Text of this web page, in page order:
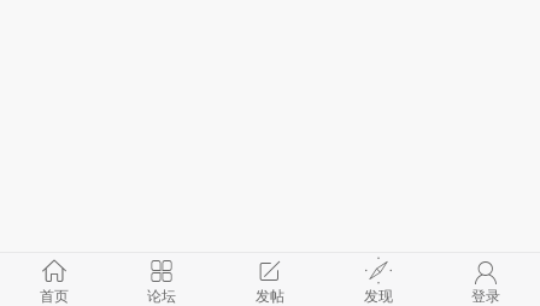
首页 论坛 发帖 发现 登录